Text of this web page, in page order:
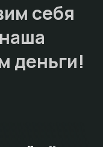
себя
деньги!